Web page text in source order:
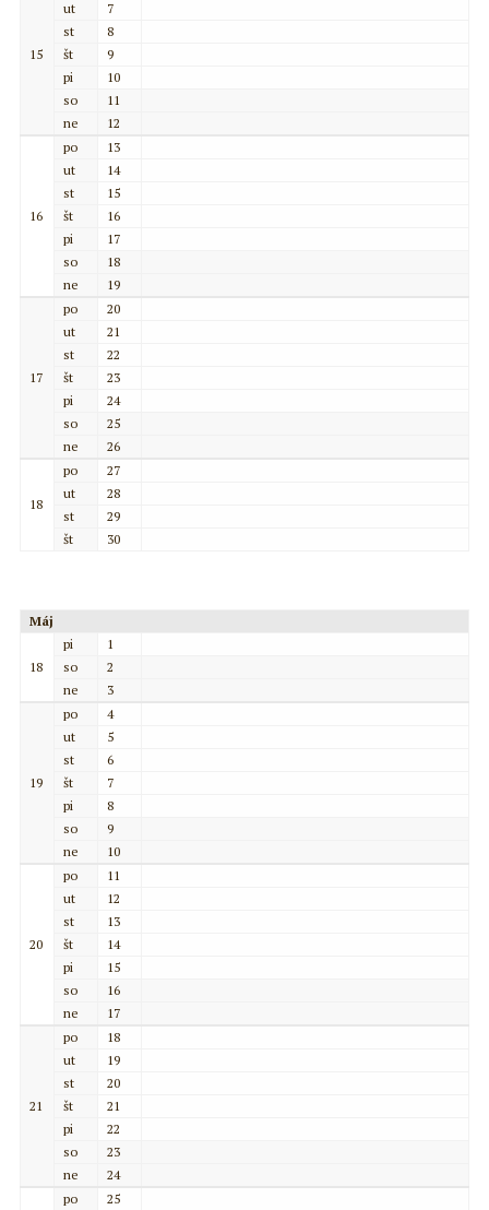
15
ut
7
st
8
št
9
pi
10
so
11
ne
12
16
po
13
ut
14
st
15
št
16
pi
17
so
18
ne
19
17
po
20
ut
21
st
22
št
23
pi
24
so
25
ne
26
18
po
27
ut
28
st
29
št
30
Máj
18
pi
1
so
2
ne
3
19
po
4
ut
5
st
6
št
7
pi
8
so
9
ne
10
20
po
11
ut
12
st
13
št
14
pi
15
so
16
ne
17
21
po
18
ut
19
st
20
št
21
pi
22
so
23
ne
24
po
25